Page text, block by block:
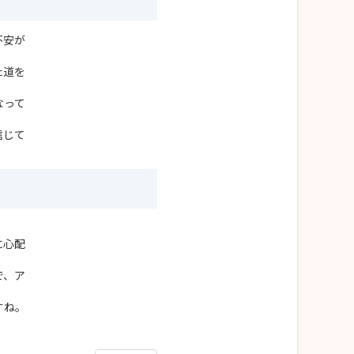
安が
を
て
て
心配
ア
。